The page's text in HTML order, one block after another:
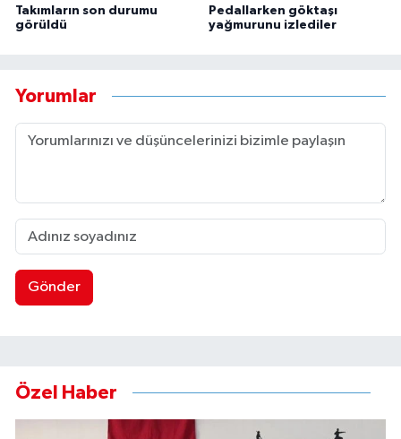
Takımların son durumu
görüldü
Pedallarken göktaşı
yağmurunu izlediler
Yorumlar
Gönder
Özel Haber